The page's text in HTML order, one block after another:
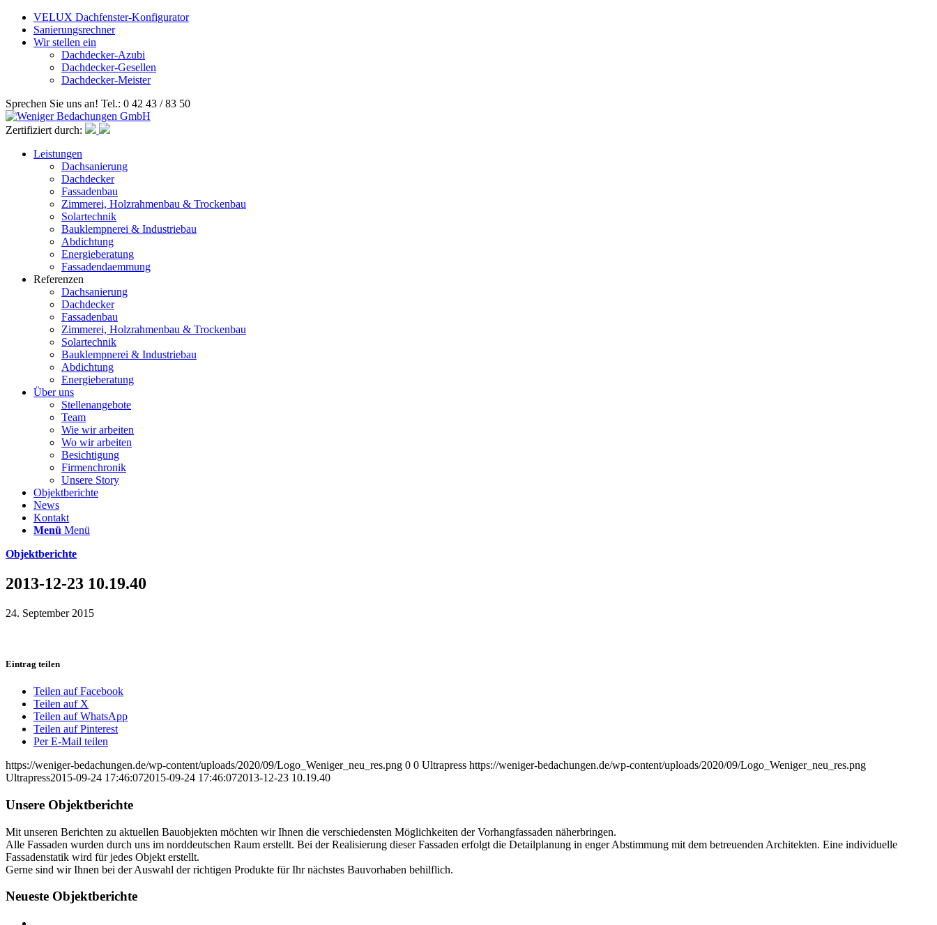
VELUX Dachfenster-Konfigurator
Sanierungsrechner
Wir stellen ein
Dachdecker-Azubi
Dachdecker-Gesellen
Dachdecker-Meister
Sprechen Sie uns an! Tel.: 0 42 43 / 83 50
Zertifiziert durch:
Leistungen
Dachsanierung
Dachdecker
Fassadenbau
Zimmerei, Holzrahmenbau & Trockenbau
Solartechnik
Bauklempnerei & Industriebau
Abdichtung
Energieberatung
Fassadendaemmung
Referenzen
Dachsanierung
Dachdecker
Fassadenbau
Zimmerei, Holzrahmenbau & Trockenbau
Solartechnik
Bauklempnerei & Industriebau
Abdichtung
Energieberatung
Über uns
Stellenangebote
Team
Wie wir arbeiten
Wo wir arbeiten
Besichtigung
Firmenchronik
Unsere Story
Objektberichte
News
Kontakt
Menü Menü
Objektberichte
2013-12-23 10.19.40
24. September 2015
Eintrag teilen
Teilen auf Facebook
Teilen auf X
Teilen auf WhatsApp
Teilen auf Pinterest
Per E-Mail teilen
https://weniger-bedachungen.de/wp-content/uploads/2020/09/Logo_Weniger_neu_res.png 0 0 Ultrapress https://weniger-bedachungen.de/wp-content/uploads/2020/09/Logo_Weniger_neu_res.png
Ultrapress2015-09-24 17:46:072015-09-24 17:46:072013-12-23 10.19.40
Unsere Objektberichte
Mit unseren Berichten zu aktuellen Bauobjekten möchten wir Ihnen die verschiedensten Möglichkeiten der Vorhangfassaden näherbringen.
Alle Fassaden wurden durch uns im norddeutschen Raum erstellt. Bei der Realisierung dieser Fassaden erfolgt die Detailplanung in enger Abstimmung mit dem betreuenden Architekten. Eine individuelle
Fassadenstatik wird für jedes Objekt erstellt.
Gerne sind wir Ihnen bei der Auswahl der richtigen Produkte für Ihr nächstes Bauvorhaben behilflich.
Neueste Objektberichte